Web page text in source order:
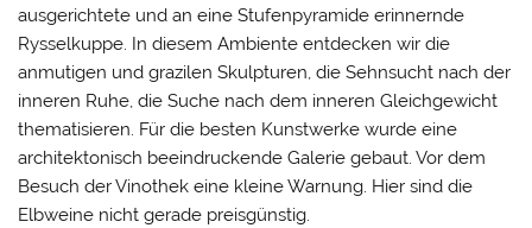
ausgerichtete und an eine Stufenpyramide erinnernde
Rysselkuppe. In diesem Ambiente entdecken wir die
anmutigen und grazilen Skulpturen, die Sehnsucht nach der
inneren Ruhe, die Suche nach dem inneren Gleichgewicht
thematisieren. Für die besten Kunstwerke wurde eine
architektonisch beeindruckende Galerie gebaut. Vor dem
Besuch der Vinothek eine kleine Warnung. Hier sind die
Elbweine nicht gerade preisgünstig.